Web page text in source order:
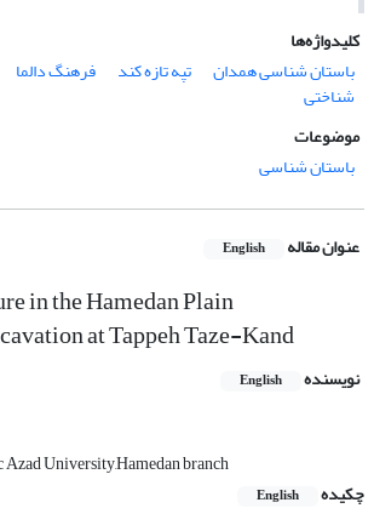
کلیدواژه‌ها
باستان شناسی همدان
تپه تازه کند فرهنگ دالما
شناختی
موضوعات
باستان شناسی
عنوان مقاله English
in the Hamedan Plain
at Tappeh Taze-Kand
نویسنده English
University,Hamedan branch
چکیده
English